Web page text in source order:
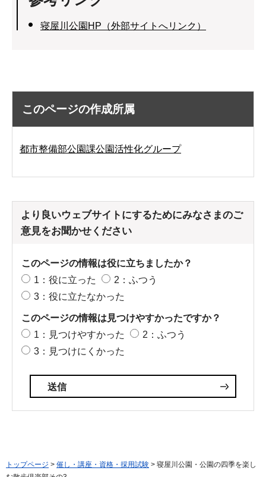
寝屋川公園HP（外部サイトへリンク）
このページの作成所属
都市整備部公園課公園活性化グループ
より良いウェブサイトにするためにみなさまのご
意見をお聞かせください
このページの情報は役に立ちましたか？
1：役に立った
2：ふつう
3：役に立たなかった
このページの情報は見つけやすかったですか？
1：見つけやすかった
2：ふつう
3：見つけにくかった
トップページ > 催し・講座・資格・採用試験 > 寝屋川公園・公園の四季を楽し